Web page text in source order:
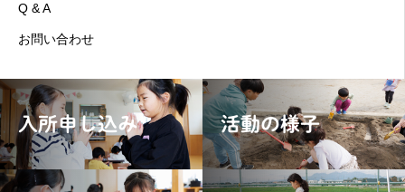
Q & A
お問い合わせ
入所申し込み 活動の様子